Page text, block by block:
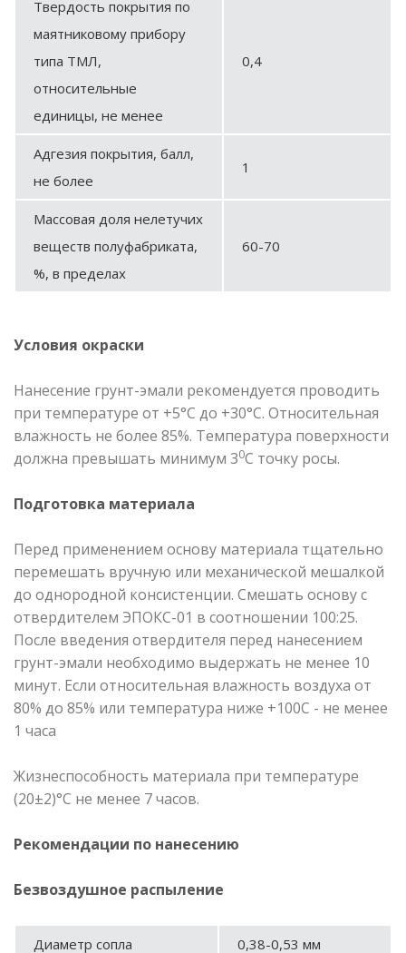
Твердость покрытия по
маятниковому прибору
типа ТМЛ,
относительные
единицы, не менее
0,4
Адгезия покрытия, балл,
не более
1
Массовая доля нелетучих
веществ полуфабриката,
%, в пределах
60-70
Условия окраски
Нанесение грунт-эмали рекомендуется проводить
при температуре от +5°С до +30°С. Относительная
влажность не более 85%. Температура поверхности
должна превышать минимум 30С точку росы.
Подготовка материала
Перед применением основу материала тщательно
перемешать вручную или механической мешалкой
до однородной консистенции. Смешать основу с
отвердителем ЭПОКС-01 в соотношении 100:25.
После введения отвердителя перед нанесением
грунт-эмали необходимо выдержать не менее 10
минут. Если относительная влажность воздуха от
80% до 85% или температура ниже +100С - не менее
1 часа
Жизнеспособность материала при температуре
(20±2)°С не менее 7 часов.
Рекомендации по нанесению
Безвоздушное распыление
Диаметр сопла 0,38-0,53 мм